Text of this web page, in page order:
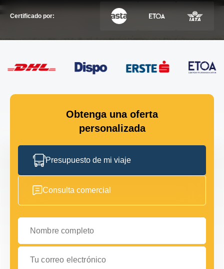
Certificado por:
Obtenga una oferta
personalizada
Presupuesto de mi viaje
Consulta comercial
Nombre completo
Tu correo electrónico